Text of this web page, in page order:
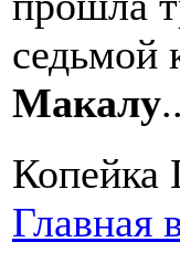
седьмой
Макалу
Копейка
Главная